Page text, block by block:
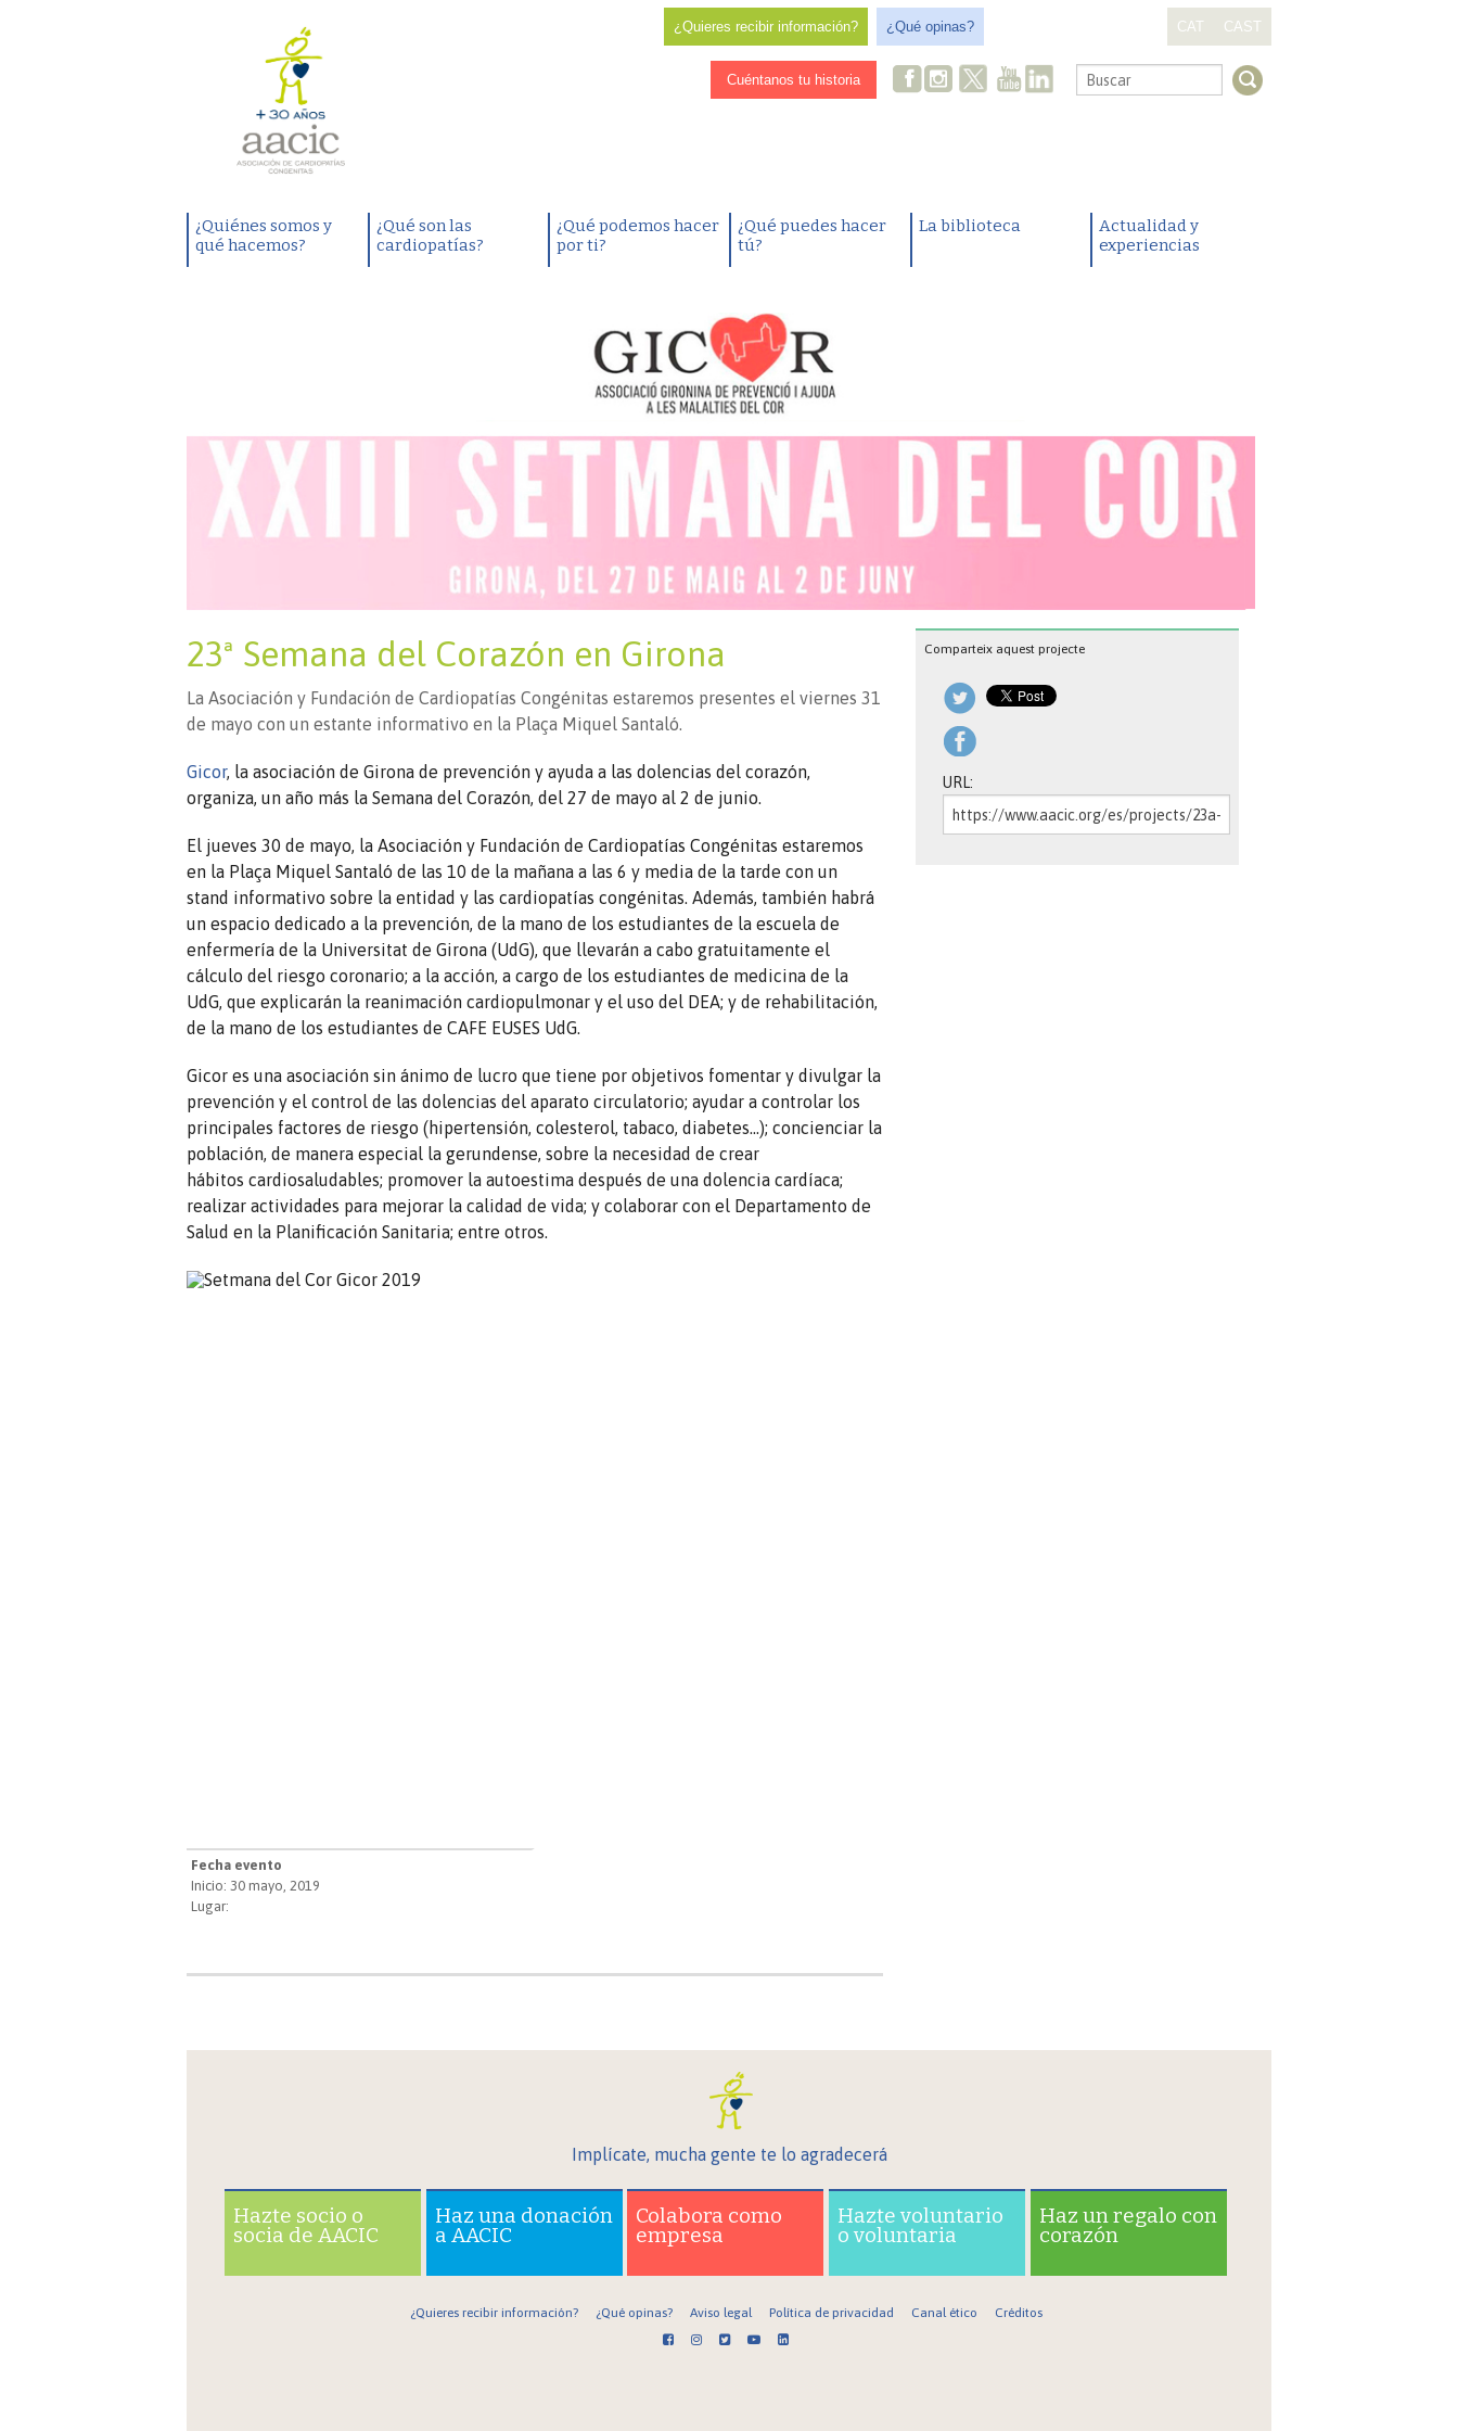
¿Quieres recibir información? ¿Qué opinas? CAT CAST
Cuéntanos tu historia .
¿Quiénes somos y
qué hacemos?
¿Qué son las
cardiopatías?
¿Qué podemos hacer
por ti?
¿Qué puedes hacer
tú?
La biblioteca
Actualidad y
experiencias
23ª Semana del Corazón en Girona
La Asociación y Fundación de Cardiopatías Congénitas estaremos presentes el viernes 31
de mayo con un estante informativo en la Plaça Miquel Santaló.
Gicor, la asociación de Girona de prevención y ayuda a las dolencias del corazón,
organiza, un año más la Semana del Corazón, del 27 de mayo al 2 de junio.
El jueves 30 de mayo, la Asociación y Fundación de Cardiopatías Congénitas estaremos
en la Plaça Miquel Santaló de las 10 de la mañana a las 6 y media de la tarde con un
stand informativo sobre la entidad y las cardiopatías congénitas. Además, también habrá
un espacio dedicado a la prevención, de la mano de los estudiantes de la escuela de
enfermería de la Universitat de Girona (UdG), que llevarán a cabo gratuitamente el
cálculo del riesgo coronario; a la acción, a cargo de los estudiantes de medicina de la
UdG, que explicarán la reanimación cardiopulmonar y el uso del DEA; y de rehabilitación,
de la mano de los estudiantes de CAFE EUSES UdG.
Gicor es una asociación sin ánimo de lucro que tiene por objetivos fomentar y divulgar la
prevención y el control de las dolencias del aparato circulatorio; ayudar a controlar los
principales factores de riesgo (hipertensión, colesterol, tabaco, diabetes…); concienciar la
población, de manera especial la gerundense, sobre la necesidad de crear
hábitos cardiosaludables; promover la autoestima después de una dolencia cardíaca;
realizar actividades para mejorar la calidad de vida; y colaborar con el Departamento de
Salud en la Planificación Sanitaria; entre otros.
Fecha evento
Inicio: 30 mayo, 2019
Lugar:
Comparteix aquest projecte
URL:
Implícate, mucha gente te lo agradecerá
Hazte socio o
socia de AACIC
Haz una donación
a AACIC
Colabora como
empresa
Hazte voluntario
o voluntaria
Haz un regalo con
corazón
¿Quieres recibir información? ¿Qué opinas? Aviso legal Política de privacidad Canal ético Créditos